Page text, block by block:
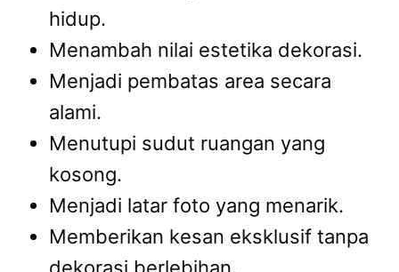
hidup.
Menambah nilai estetika dekorasi.
Menjadi pembatas area secara
alami.
Menutupi sudut ruangan yang
kosong.
Menjadi latar foto yang menarik.
Memberikan kesan eksklusif tanpa